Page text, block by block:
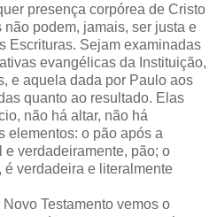
presença corpórea de Cristo
podem, jamais, ser justa e
Escrituras. Sejam examinadas
evangélicas da Instituição,
e aquela dada por Paulo aos
quanto ao resultado. Elas
não há altar, não há
elementos: o pão após a
verdadeiramente, pão; o
verdadeira e literalmente
Testamento vemos o